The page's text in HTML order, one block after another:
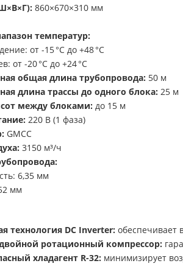
860×670×310 мм
температур:
от -15 °C до +48 °C
от -20 °C до +24 °C
общая длина трубопровода: 50 м
длина трассы до одного блока: 25 м
между блоками: до 15 м
220 В (1 фаза)
GMCC
3150 м³/ч
6,35 мм
мм
технология DC Inverter: обеспечивает
ротационный компрессор:
хладагент R-32: минимизирует